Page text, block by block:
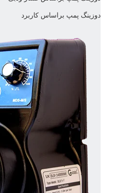
دوزینگ پمپ براساس کاربرد